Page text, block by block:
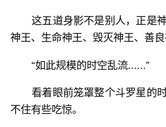
这五道身影不是别人，正是
神王、生命神王、毁灭神王、善良
“如此规模的时空乱流......”
看着眼前笼罩整个斗罗星的
不住有些吃惊。